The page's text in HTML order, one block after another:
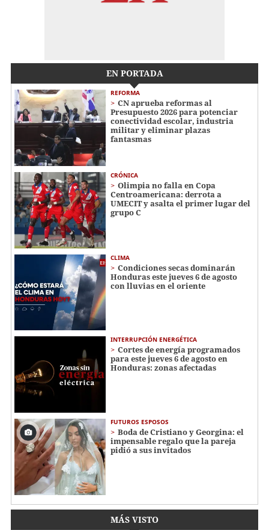
EN PORTADA
REFORMA
CN aprueba reformas al
Presupuesto 2026 para potenciar
conectividad escolar, industria
militar y eliminar plazas
fantasmas
CRÓNICA
Olimpia no falla en Copa
Centroamericana: derrota a
UMECIT y asalta el primer lugar del
grupo C
CLIMA
Condiciones secas dominarán
Honduras este jueves 6 de agosto
con lluvias en el oriente
INTERRUPCIÓN ENERGÉTICA
Cortes de energía programados
para este jueves 6 de agosto en
Honduras: zonas afectadas
FUTUROS ESPOSOS
Boda de Cristiano y Georgina: el
impensable regalo que la pareja
pidió a sus invitados
MÁS VISTO